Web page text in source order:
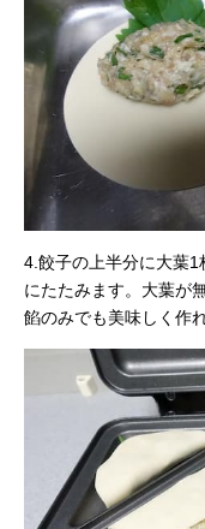
4.餃子の上半分に大葉
にたたみます。大葉が
餡のみでも美味しく作れ